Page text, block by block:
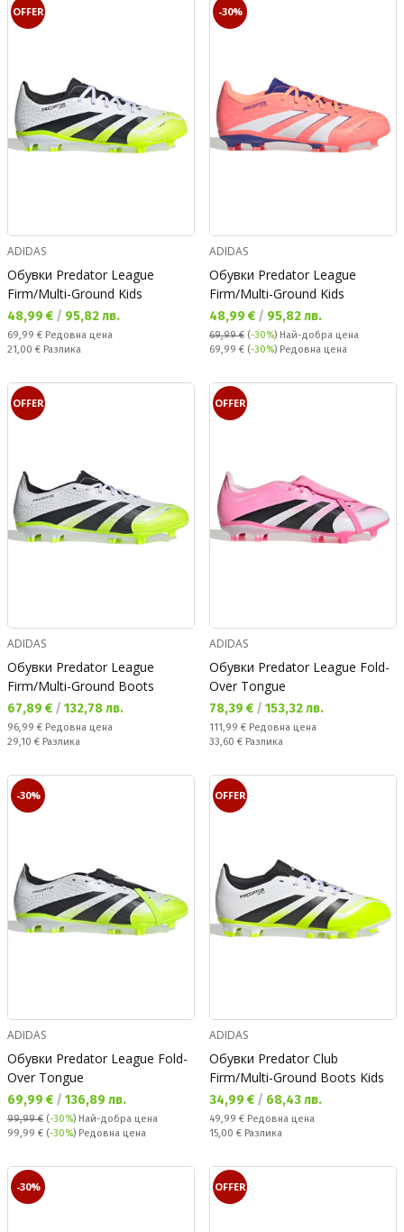
OFFER
ADIDAS
Обувки Predator League
Firm/Multi-Ground Kids
Текуща цена:
48,99 € / 95,82 лв.
Редовна цена:
69,99 € Редовна цена
Спестявате:
21,00 € Разлика
-30%
ADIDAS
Обувки Predator League
Firm/Multi-Ground Kids
Текуща цена:
48,99 € / 95,82 лв.
69,99 € (-30%) Най-добра цена
Редовна цена:
69,99 € (-30%) Редовна цена
OFFER
ADIDAS
Обувки Predator League
Firm/Multi-Ground Boots
Текуща цена:
67,89 € / 132,78 лв.
Редовна цена:
96,99 € Редовна цена
Спестявате:
29,10 € Разлика
OFFER
ADIDAS
Обувки Predator League Fold-
Over Tongue
Текуща цена:
78,39 € / 153,32 лв.
Редовна цена:
111,99 € Редовна цена
Спестявате:
33,60 € Разлика
-30%
ADIDAS
Обувки Predator League Fold-
Over Tongue
Текуща цена:
69,99 € / 136,89 лв.
99,99 € (-30%) Най-добра цена
Редовна цена:
99,99 € (-30%) Редовна цена
OFFER
ADIDAS
Обувки Predator Club
Firm/Multi-Ground Boots Kids
Текуща цена:
34,99 € / 68,43 лв.
Редовна цена:
49,99 € Редовна цена
Спестявате:
15,00 € Разлика
-30% OFFER